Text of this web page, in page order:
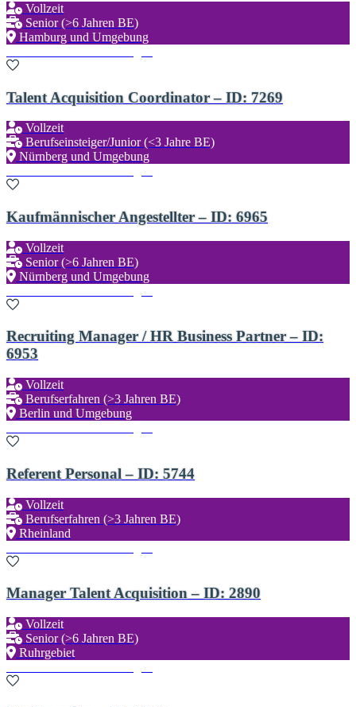
Vollzeit
Senior (>6 Jahren BE)
Hamburg und Umgebung
Talent Acquisition Coordinator – ID: 7269
Vollzeit
Berufseinsteiger/Junior (<3 Jahre BE)
Nürnberg und Umgebung
Kaufmännischer Angestellter – ID: 6965
Vollzeit
Senior (>6 Jahren BE)
Nürnberg und Umgebung
Recruiting Manager / HR Business Partner – ID:
6953
Vollzeit
Berufserfahren (>3 Jahren BE)
Berlin und Umgebung
Referent Personal – ID: 5744
Vollzeit
Berufserfahren (>3 Jahren BE)
Rheinland
Manager Talent Acquisition – ID: 2890
Vollzeit
Senior (>6 Jahren BE)
Ruhrgebiet